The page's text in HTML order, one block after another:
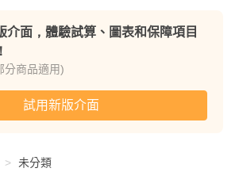
介面，體驗試算、圖表和保障項目
分商品適用)
試用新版介面
未分類